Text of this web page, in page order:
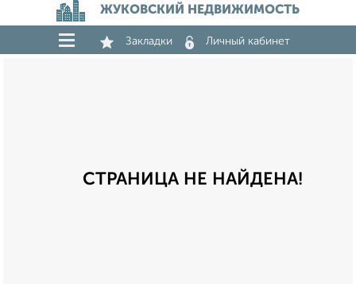
ЖУКОВСКИЙ НЕДВИЖИМОСТЬ
Закладки Личный кабинет
СТРАНИЦА НЕ НАЙДЕНА!